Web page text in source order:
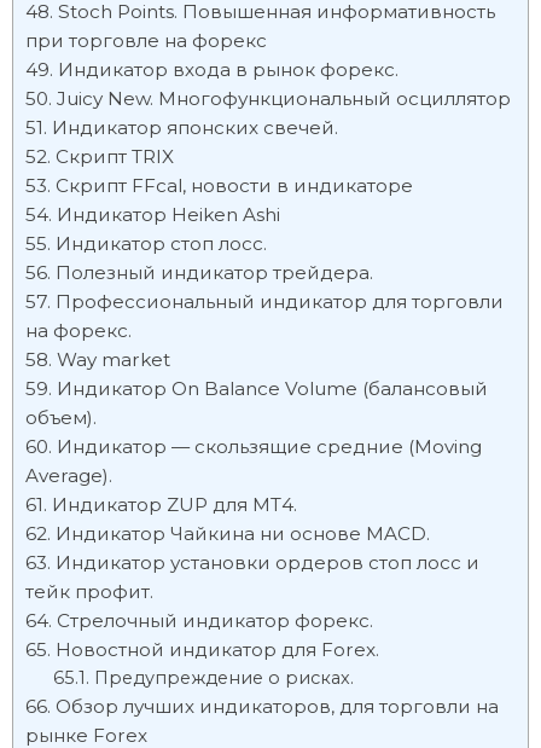
Stoch Points. Повышенная информативность
при торговле на форекс
Индикатор входа в рынок форекс.
Juicy New. Многофункциональный осциллятор
Индикатор японских свечей.
Скрипт TRIX
Скрипт FFcal, новости в индикаторе
Индикатор Heiken Ashi
Индикатор стоп лосс.
Полезный индикатор трейдера.
Профессиональный индикатор для торговли
на форекс.
Way market
Индикатор On Balance Volume (балансовый
объем).
Индикатор — скользящие средние (Moving
Average).
Индикатор ZUP для МТ4.
Индикатор Чайкина ни основе MACD.
Индикатор установки ордеров стоп лосс и
тейк профит.
Стрелочный индикатор форекс.
Новостной индикатор для Forex.
Предупреждение о рисках.
Обзор лучших индикаторов, для торговли на
рынке Forex